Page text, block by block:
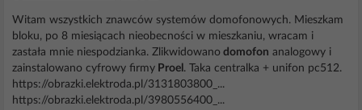
Witam wszystkich znawców systemów domofonowych. Mieszkam
bloku, po 8 miesiącach nieobecności w mieszkaniu, wracam i
zastała mnie niespodzianka. Zlikwidowano domofon analogowy i
zainstalowano cyfrowy firmy Proel . Taka centralka + unifon pc512.
https://obrazki.elektroda.pl/3131803800_...
https://obrazki.elektroda.pl/3980556400_...